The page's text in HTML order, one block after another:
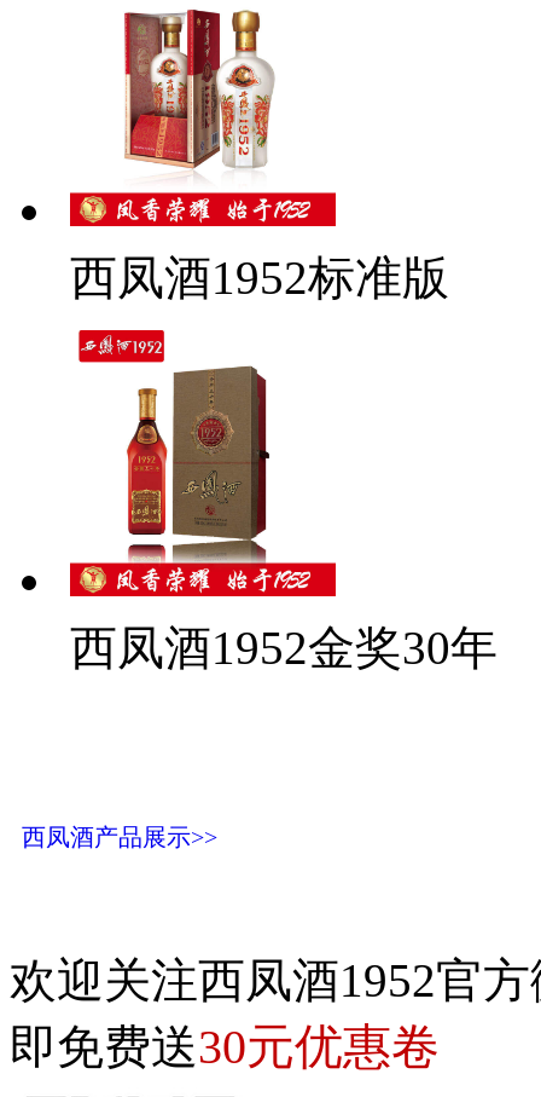
西凤酒1952标准版
西凤酒1952金奖30年
西凤酒产品展示>>
欢迎关注西凤酒1952官
即免费送30元优惠卷